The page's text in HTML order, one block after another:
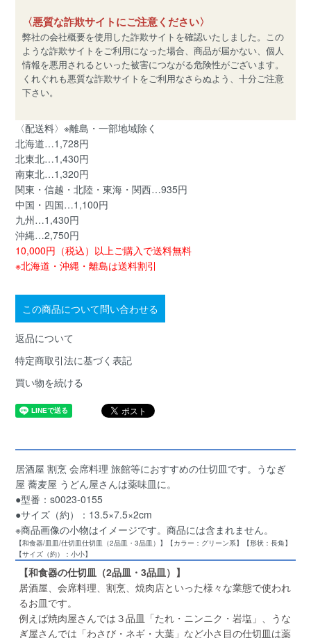
〈悪質な詐欺サイトにご注意ください〉
弊社の会社概要を使用した詐欺サイトを確認いたしました。この
ような詐欺サイトをご利用になった場合、商品が届かない、個人
情報を悪用されるといった被害につながる危険性がございます。
くれぐれも悪質な詐欺サイトをご利用なさらぬよう、十分ご注意
下さい。
〈配送料〉※離島・一部地域除く
北海道…1,728円
北東北…1,430円
南東北…1,320円
関東・信越・北陸・東海・関西…935円
中国・四国…1,100円
九州…1,430円
沖縄…2,750円
10,000円（税込）以上ご購入で送料無料
※北海道・沖縄・離島は送料割引
この商品について問い合わせる
返品について
特定商取引法に基づく表記
買い物を続ける
居酒屋 割烹 会席料理 旅館等におすすめの仕切皿です。うなぎ
屋 蕎麦屋 うどん屋さんは薬味皿に。
●型番：s0023-0155
●サイズ（約）：13.5×7.5×2cm
※商品画像の小物はイメージです。商品には含まれません。
【和食器/皿皿/仕切皿仕切皿（2品皿・3品皿）】【カラー：グリーン系】【形状：長角】
【サイズ（約）：小小】
【和食器の仕切皿（2品皿・3品皿）】
居酒屋、会席料理、割烹、焼肉店といった様々な業態で使われ
るお皿です。
例えば焼肉屋さんでは３品皿「たれ・ニンニク・岩塩」、うな
ぎ屋さんでは「わさび・ネギ・大葉」など小さ目の仕切皿は薬